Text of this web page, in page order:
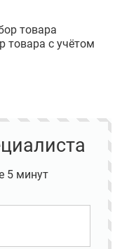
товара с учётом
5 минут